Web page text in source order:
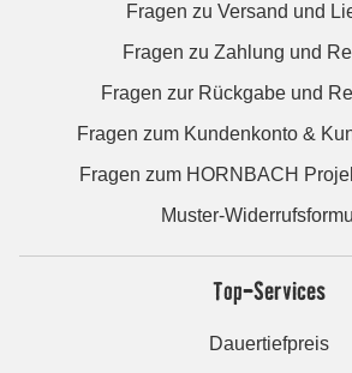
Fragen zu Versand und
Fragen zu Zahlung und
Fragen zur Rückgabe und
Fragen zum Kundenkonto &
Fragen zum HORNBACH
Muster-
Top-Services
Dauertiefpreis